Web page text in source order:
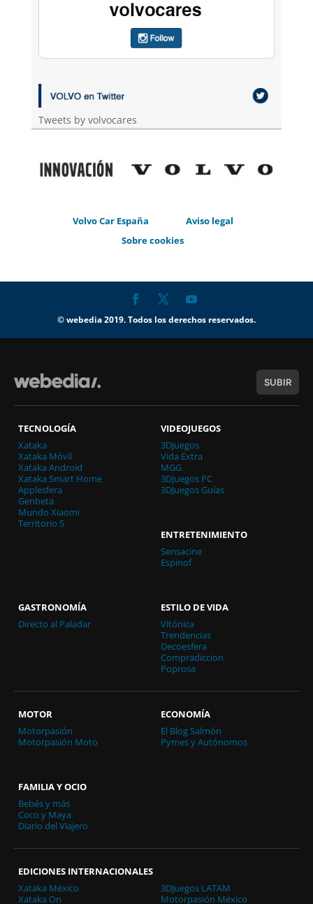
Tweets by volvocares
Volvo Car España
Aviso legal
Sobre cookies
© webedia 2019. Todos los derechos reservados.
SUBIR
TECNOLOGÍA
Xataka
Xataka Móvil
Xataka Android
Xataka Smart Home
Applesfera
Genbeta
Mundo Xiaomi
Territorio S
VIDEOJUEGOS
3DJuegos
Vida Extra
MGG
3DJuegos PC
3DJuegos Guías
ENTRETENIMIENTO
Sensacine
Espinof
GASTRONOMÍA
Directo al Paladar
ESTILO DE VIDA
Vitónica
Trendencias
Decoesfera
Compradiccion
Poprosa
MOTOR
Motorpasión
Motorpasión Moto
ECONOMÍA
El Blog Salmón
Pymes y Autónomos
FAMILIA Y OCIO
Bebés y más
Coco y Maya
Diario del Viajero
EDICIONES INTERNACIONALES
Xataka México
Xataka On
3DJuegos LATAM
Motorpasión México